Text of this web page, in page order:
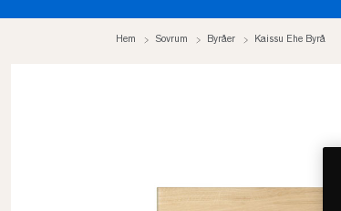
Hem Sovrum Byråer Kaissu Ehe Byrå